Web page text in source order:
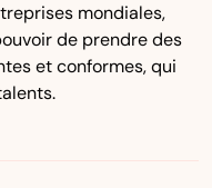
mondiales,
de prendre des
et conformes, qui